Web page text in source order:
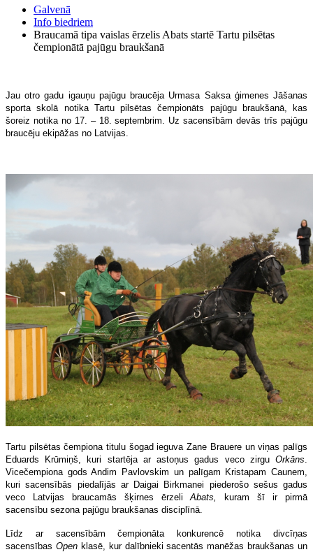
Galvenā
Info biedriem
Braucamā tipa vaislas ērzelis Abats startē Tartu pilsētas
čempionātā pajūgu braukšanā
Jau otro gadu igauņu pajūgu braucēja Urmasa Saksa ģimenes Jāšanas
sporta skolā notika Tartu pilsētas čempionāts pajūgu braukšanā, kas
šoreiz notika no 17. – 18. septembrim. Uz sacensībām devās trīs pajūgu
braucēju ekipāžas no Latvijas.
Tartu pilsētas čempiona titulu šogad ieguva Zane Brauere un viņas palīgs
Eduards Krūmiņš, kuri startēja ar astoņus gadus veco zirguOrkāns
Vicečempiona gods Andim Pavlovskim un palīgam Kristapam Caunem,
kuri sacensībās piedalījās ar Daigai Birkmanei piederošo sešus gadus
veco Latvijas braucamās šķirnes ērzeliAbats,
kuram šī ir pirmā
sacensību sezona pajūgu braukšanas disciplīnā.
Līdz ar sacensībām čempionāta konkurencē notika divcīņas
sacensības Open klasē, kur dalībnieki sacentās manēžas braukšanas un